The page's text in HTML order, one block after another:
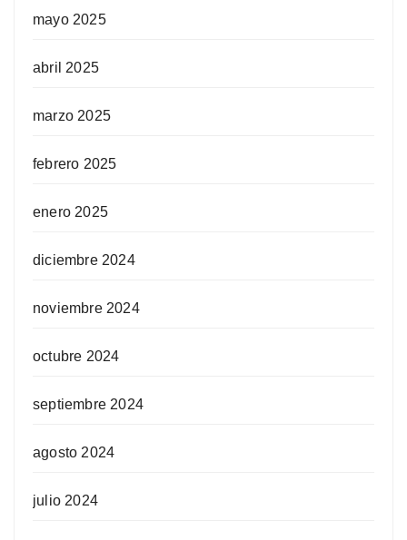
mayo 2025
abril 2025
marzo 2025
febrero 2025
enero 2025
diciembre 2024
noviembre 2024
octubre 2024
septiembre 2024
agosto 2024
julio 2024